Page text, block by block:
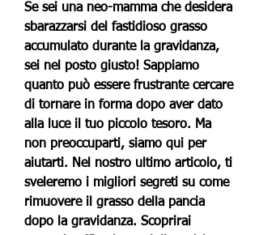
Se sei una neo-mamma che desidera
sbarazzarsi del fastidioso grasso
accumulato durante la gravidanza,
sei nel posto giusto! Sappiamo
quanto può essere frustrante cercare
di tornare in forma dopo aver dato
alla luce il tuo piccolo tesoro. Ma
non preoccuparti, siamo qui per
aiutarti. Nel nostro ultimo articolo, ti
sveleremo i migliori segreti su come
rimuovere il grasso della pancia
dopo la gravidanza. Scoprirai